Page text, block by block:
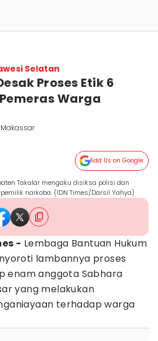
Selatan
Proses Etik 6
Warga
Add Us on Google
Takalar mengaku disiksa polisi dan
narkoba. (IDN Times/Darsil Yahya)
- Lembaga Bantuan Hukum
lambannya proses
enam anggota Sabhara
yang melakukan
terhadap warga